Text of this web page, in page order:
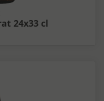
24x33 cl